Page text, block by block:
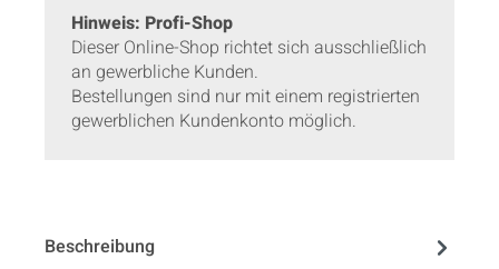
Hinweis: Profi-Shop
Dieser Online-Shop richtet sich ausschließlich
an gewerbliche Kunden.
Bestellungen sind nur mit einem registrierten
gewerblichen Kundenkonto möglich.
Beschreibung